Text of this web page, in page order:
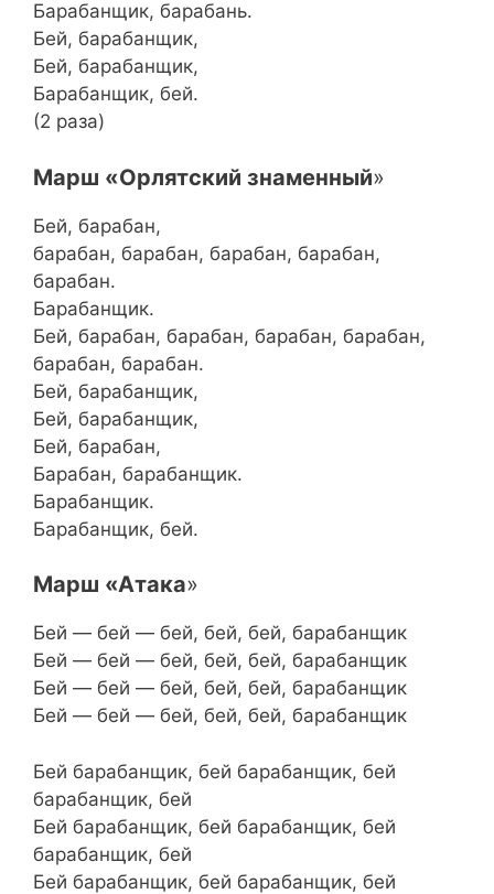
Барабанщик, барабань.
Бей, барабанщик,
Бей, барабанщик,
Барабанщик, бей.
(2 раза)
Марш «Орлятский знаменный»
Бей, барабан,
барабан, барабан, барабан, барабан,
барабан.
Барабанщик.
Бей, барабан, барабан, барабан, барабан,
барабан, барабан.
Бей, барабанщик,
Бей, барабанщик,
Бей, барабан,
Барабан, барабанщик.
Барабанщик.
Барабанщик, бей.
Марш «Атака»
Бей — бей — бей, бей, бей, барабанщик
Бей — бей — бей, бей, бей, барабанщик
Бей — бей — бей, бей, бей, барабанщик
Бей — бей — бей, бей, бей, барабанщик
Бей барабанщик, бей барабанщик, бей
барабанщик, бей
Бей барабанщик, бей барабанщик, бей
барабанщик, бей
Бей барабанщик, бей барабанщик, бей